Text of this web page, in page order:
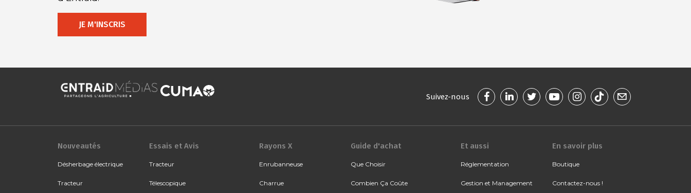
JE M'INSCRIS
Suivez-nous
Nouveautés
Désherbage électrique
Tracteur
Essais et Avis
Tracteur
Télescopique
Rayons X
Enrubanneuse
Charrue
Guide d'achat
Que Choisir
Combien Ça Coûte
Et aussi
Réglementation
Gestion et Management
En savoir plus
Boutique
Contactez-nous !